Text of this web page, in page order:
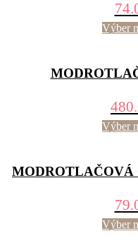
Výber
Výber
MODROTLAČOVÁ
Výber